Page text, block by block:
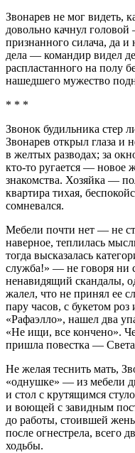
Звонарев не мог видеть,
довольно качнул
признанного силача, да
дела — командир видел
распластанного на полу
нашедшего мужество
* * *
Звонок будильника стер
Звонарев открыл глаза и
в желтых разводах; за
кто-то ругается — новое
знакомства. Хозяйка —
квартира тихая,
сомневался.
Мебели почти нет — не
наверное, теплилась
тогда высказалась
служба!» — не говоря ни
ненавидящий скандалы,
жалел, что не принял ее
пару часов, с букетом
«Рафаэлло», нашел два
«Не ищи, все кончено».
пришла повестка — Света
Не желая теснить мать,
«однушке» — из мебели
и стол с крутящимся
и воющей с завидным
до работы, стоившей
после огнестрела, всего
ходьбы.